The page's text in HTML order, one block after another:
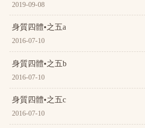
2019-09-08
身質四體•之五a
2016-07-10
身質四體•之五b
2016-07-10
身質四體•之五c
2016-07-10